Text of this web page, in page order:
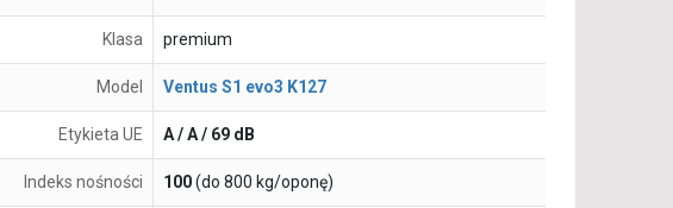
Klasa premium
Model Ventus S1 evo3 K127
Etykieta UE A / A / 69 dB
Indeks nośności 100(do 800 kg/oponę)